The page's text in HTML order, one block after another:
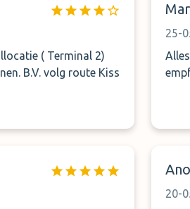
( Terminal 2)
B.V. volg route Kiss
25-
20-